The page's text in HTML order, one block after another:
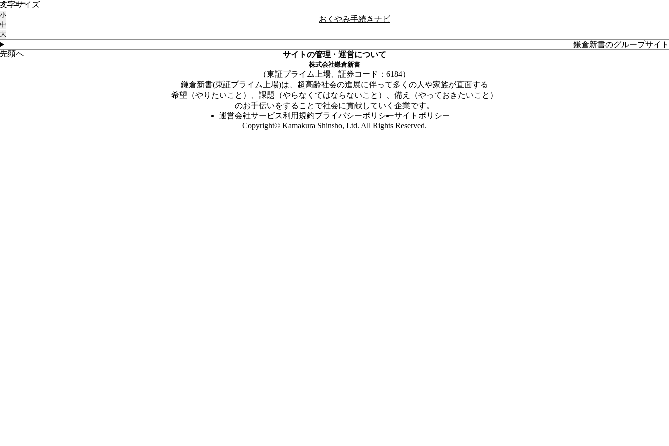
おくやみ手続きナビ
文字サイズ
小
中
大
メニュー
トップ
特別児童扶養手当の受給者変更・資格喪失等の手続き【児童が亡くなられた場合】
2025年06月17日
特別児童扶養手当の受給者変更・資格喪失等の手続き【児童が亡くなられた場合】
鎌倉新書のグループサイト
先頭へ
サイトの管理・運営について
株式会社鎌倉新書
東証プライム上場、証券コード：6184
鎌倉新書(東証プライム上場)は、超高齢社会の進展に伴って多くの人や家族が直面する
希望（やりたいこと）、課題（やらなくてはならないこと）、備え（やっておきたいこと）
のお手伝いをすることで社会に貢献していく企業です。
運営会社サービス利用規約プライバシーポリシーサイトポリシー
Copyright© Kamakura Shinsho, Ltd. All Rights Reserved.